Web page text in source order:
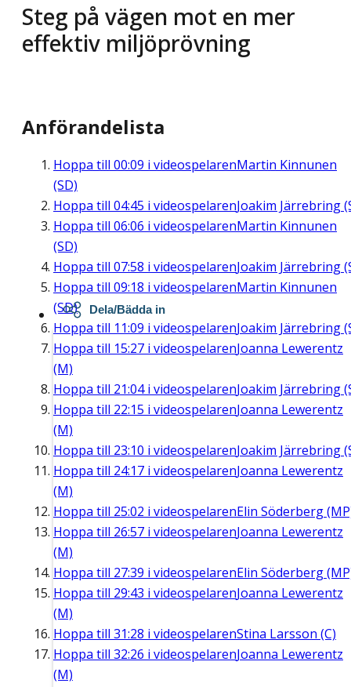
Steg på vägen mot en mer
effektiv miljöprövning
Anförandelista
Hoppa till 00:09 i videospelarenMartin Kinnunen
(SD)
Hoppa till 04:45 i videospelarenJoakim Järrebring
Hoppa till 06:06 i videospelarenMartin Kinnunen
(SD)
Hoppa till 07:58 i videospelarenJoakim Järrebring
Hoppa till 09:18 i videospelarenMartin Kinnunen
(SD)
Hoppa till 11:09 i videospelarenJoakim Järrebring
Hoppa till 15:27 i videospelarenJoanna Lewerentz
(M)
Hoppa till 21:04i videospelarenJoakim Järrebring
Hoppa till 22:15 i videospelarenJoanna Lewerentz
(M)
Hoppa till 23:10 i videospelarenJoakim Järrebring
Hoppa till 24:17 i videospelarenJoanna Lewerentz
(M)
Hoppa till 25:02 i videospelarenElin Söderberg
Hoppa till 26:57 i videospelarenJoanna Lewerentz
(M)
Hoppa till 27:39 i videospelarenElin Söderberg
Hoppa till 29:43 i videospelarenJoanna Lewerentz
(M)
Hoppa till 31:28 i videospelarenStina Larsson (C)
Hoppa till 32:26 i videospelarenJoanna Lewerentz
(M)
Dela/Bädda in